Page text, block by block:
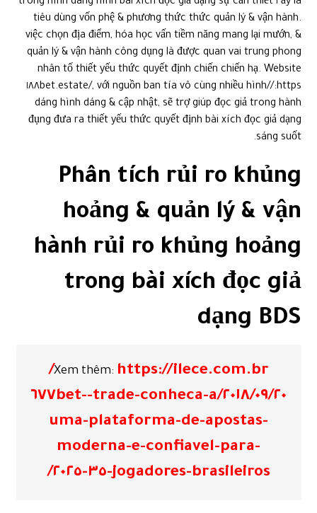
tiêu dùng vốn phệ & phương thức thức quản lý & vận hành.
việc chọn địa điểm, hóa học vấn tiềm năng mang lại mướn, &
quản lý & vận hành công dụng là được quan vai trung phong
nhân tố thiết yếu thức quyết định chiến chiến hạ. Website
https://١٨٨bet.estate/, với nguồn ban tía vô cùng nhiều hình
dáng hình dáng & cập nhật, sẽ trợ giúp đọc giả trong hành
đụng đưa ra thiết yếu thức quyết định bài xích đọc giả dạng
sáng suốt.
Phân tích rủi ro khủng
hoảng & quản lý & vận
hành rủi ro khủng hoảng
trong bài xích đọc giả
dạng BDS
Xem thêm:
https://ilece.com.br/
٢٠١٨/٠٩/٢٠/trade-conheca-a-٦٧٧bet-
uma-plataforma-de-apostas-
moderna-e-confiavel-para-
jogadores-brasileiros-٣٥-٢٠٢٥/